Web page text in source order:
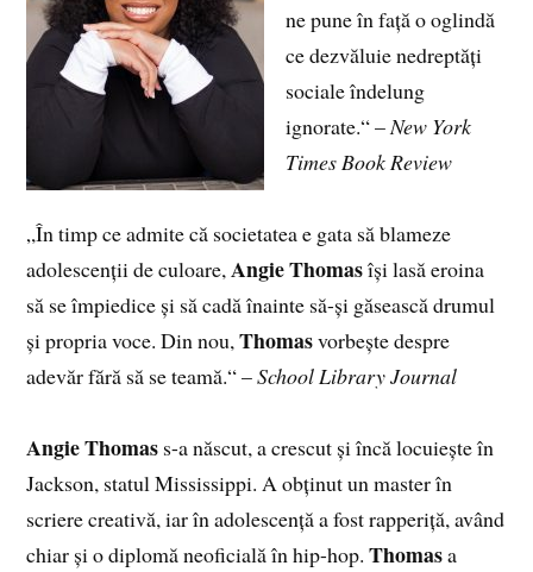
ne pune în față o oglindă
ce dezvăluie nedreptăți
sociale îndelung
ignorate.“ –New York
Times Book Review
„În timp ce admite că societatea e gata să blameze
adolescenții de culoare,Angie Thomasîși lasă eroina
să se împiedice și să cadă înainte să-și găsească drumul
și propria voce. Din nou,Thomasvorbește despre
adevăr fără să se teamă.“ –School Library Journal
Angie Thomas s-a născut, a crescut și încă locuiește în
Jackson, statul Mississippi. A obținut un master în
scriere creativă, iar în adolescență a fost rapperiță, având
chiar și o diplomă neoficială în hip-hop.Thomasa